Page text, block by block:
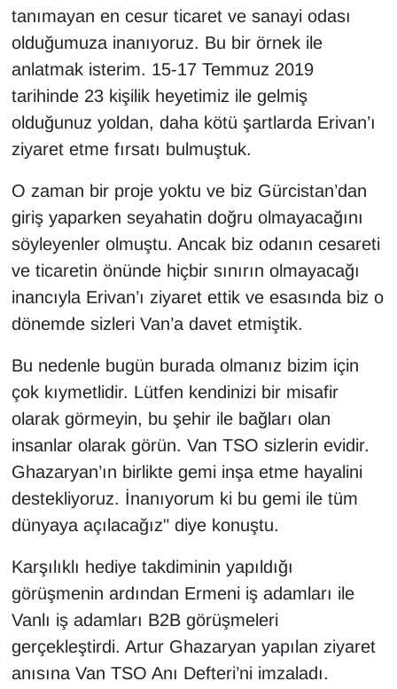
tanımayan en cesur ticaret ve sanayi odası
olduğumuza inanıyoruz. Bu bir örnek ile
anlatmak isterim. 15-17 Temmuz 2019
tarihinde 23 kişilik heyetimiz ile gelmiş
olduğunuz yoldan, daha kötü şartlarda Erivan’ı
ziyaret etme fırsatı bulmuştuk.
O zaman bir proje yoktu ve biz Gürcistan’dan
giriş yaparken seyahatin doğru olmayacağını
söyleyenler olmuştu. Ancak biz odanın cesareti
ve ticaretin önünde hiçbir sınırın olmayacağı
inancıyla Erivan’ı ziyaret ettik ve esasında biz o
dönemde sizleri Van’a davet etmiştik.
Bu nedenle bugün burada olmanız bizim için
çok kıymetlidir. Lütfen kendinizi bir misafir
olarak görmeyin, bu şehir ile bağları olan
insanlar olarak görün. Van TSO sizlerin evidir.
Ghazaryan’ın birlikte gemi inşa etme hayalini
destekliyoruz. İnanıyorum ki bu gemi ile tüm
dünyaya açılacağız" diye konuştu.
Karşılıklı hediye takdiminin yapıldığı
görüşmenin ardından Ermeni iş adamları ile
Vanlı iş adamları B2B görüşmeleri
gerçekleştirdi. Artur Ghazaryan yapılan ziyaret
anısına Van TSO Anı Defteri’ni imzaladı.